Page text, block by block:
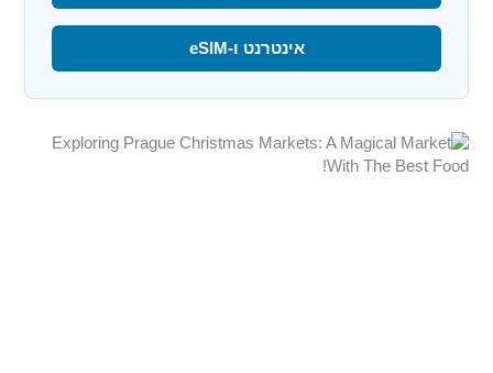
אינטרנט ו-eSIM